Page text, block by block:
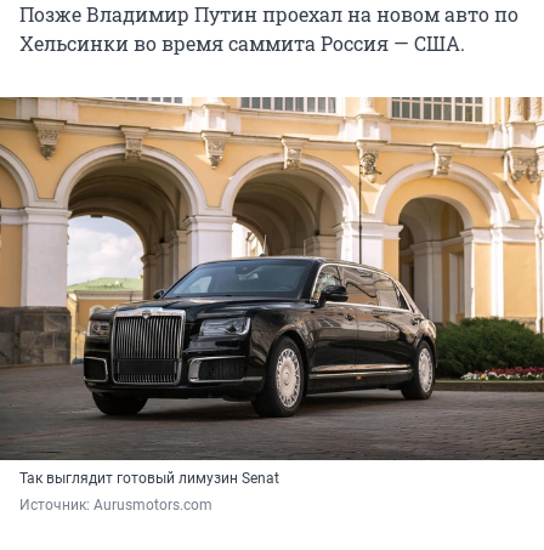
Позже Владимир Путин проехал на новом авто по
Хельсинки во время саммита Россия — США.
Так выглядит готовый лимузин Senat
Источник: Aurusmotors.com